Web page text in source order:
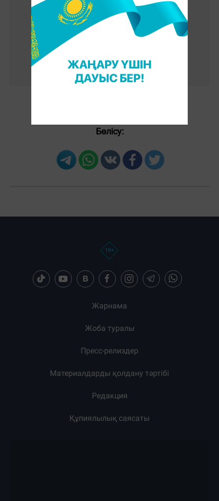
Бөлісу:
Жарнама
Жоба туралы
Пресс-релиздер
Материалдарды қолдану тәртібі
Редакция
Құпиялылық саясаты